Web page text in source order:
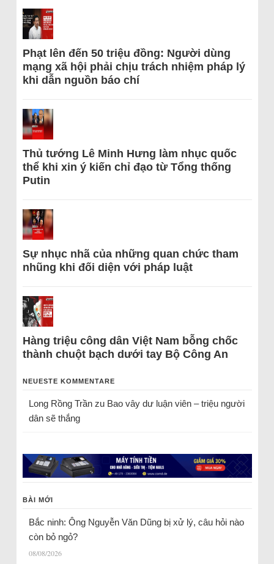
Phạt lên đến 50 triệu đồng: Người dùng
mạng xã hội phải chịu trách nhiệm pháp lý
khi dẫn nguồn báo chí
Thủ tướng Lê Minh Hưng làm nhục quốc
thể khi xin ý kiến chỉ đạo từ Tổng thống
Putin
Sự nhục nhã của những quan chức tham
nhũng khi đối diện với pháp luật
Hàng triệu công dân Việt Nam bỗng chốc
thành chuột bạch dưới tay Bộ Công An
NEUESTE KOMMENTARE
Long Rồng Trầnzu Bao vây dư luận viên – triệu người
dân sẽ thắng
BÀI MỚI
Bắc ninh: Ông Nguyễn Văn Dũng bị xử lý, câu hỏi nào
còn bỏ ngỏ?
08/08/2026